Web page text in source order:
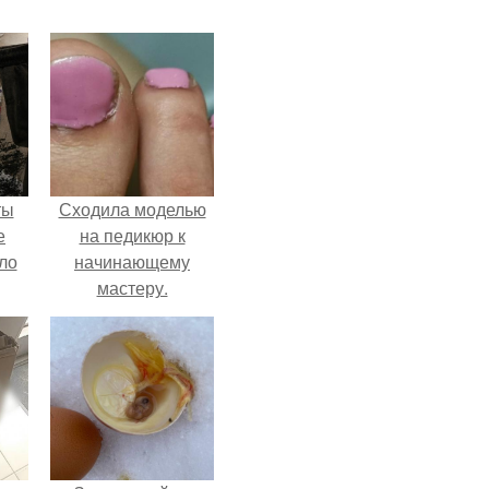
Сходила моделью
на педикюр к
начинающему
мастеру.